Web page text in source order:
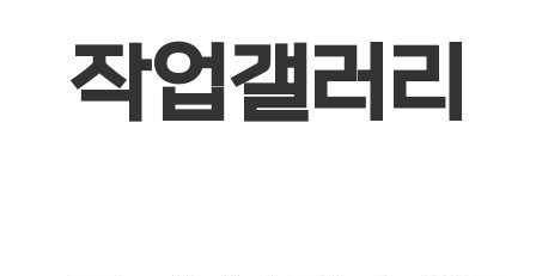
작업갤러리